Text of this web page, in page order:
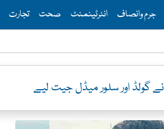
جرم وانصاف انٹرٹینمنٹ صحت تجارت